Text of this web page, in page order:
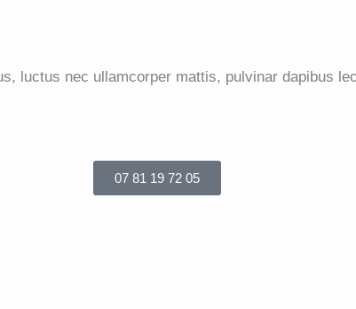
luctus nec ullamcorper mattis, pulvinar dapibus
07 81 19 72 05